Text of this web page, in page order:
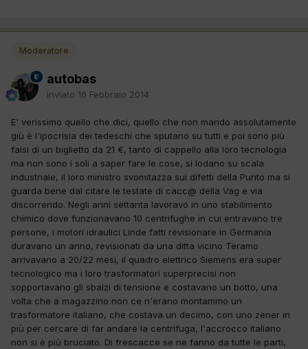
Moderatore
autobas
Inviato 16 Febbraio 2014
E' verissimo quello che dici, quello che non mando assolutamente
giù è l'ipocrisia dei tedeschi che sputano su tutti e poi sono più
falsi di un biglietto da 21 €, tanto di cappello alla loro tecnologia
ma non sono i soli a saper fare le cose, si lodano su scala
industriale, il loro ministro svomitazza sui difetti della Punto ma si
guarda bene dal citare le testate di cacc@ della Vag e via
discorrendo. Negli anni settanta lavoravo in uno stabilimento
chimico dove funzionavano 10 centrifughe in cui entravano tre
persone, i motori idraulici Linde fatti revisionare in Germania
duravano un anno, revisionati da una ditta vicino Teramo
arrivavano a 20/22 mesi, il quadro elettrico Siemens era super
tecnologico ma i loro trasformatori superprecisi non
sopportavano gli sbalzi di tensione e costavano un botto, una
volta che a magazzino non ce n'erano montammo un
trasformatore italiano, che costava un decimo, con uno zener in
più per cercare di far andare la centrifuga, l'accrocco italiano
non si è più bruciato. Di frescacce se ne fanno da tutte le parti,